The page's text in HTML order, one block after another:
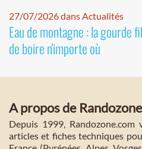
27/07/2026 dans Actualités
Eau de montagne : la gourde
de boire n'importe où
A propos de Randozone
Depuis 1999,
articles et fiches techniques